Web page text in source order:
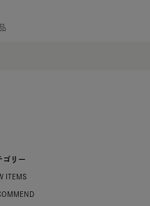
ゴリー
ITEMS